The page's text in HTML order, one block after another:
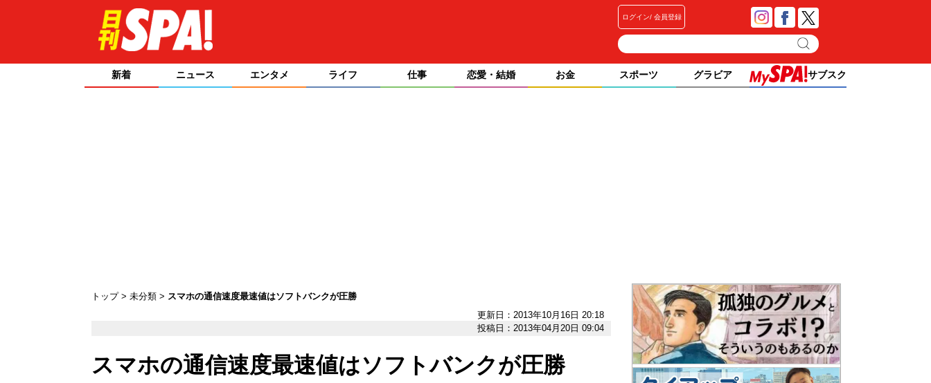
ログイン 会員登録
新着 ニュース エンタメ ライフ 仕事 恋愛・結婚 お金 スポーツ グラビア サブスク
トップ 未分類
スマホの通信速度最速値はソフトバンクが圧勝
更新日：2013年10月16日 20:18
投稿日：2013年04月20日 09:04
スマホの通信速度最速値はソフトバンクが圧勝